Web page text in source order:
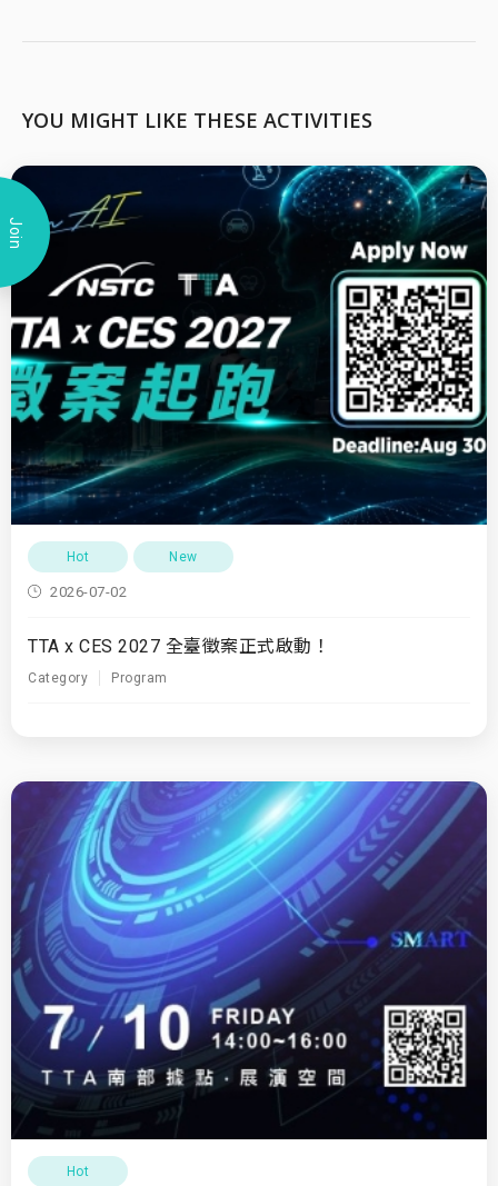
Join
YOU MIGHT LIKE THESE ACTIVITIES
Hot New
2026-07-02
TTA x CES 2027 全臺徵案正式啟動！
Category Program
Hot